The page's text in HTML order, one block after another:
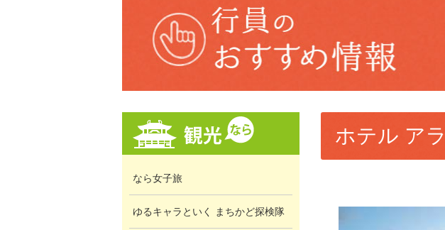
なら女子旅
ゆるキャラといく まちかど探検隊
ホテル ア